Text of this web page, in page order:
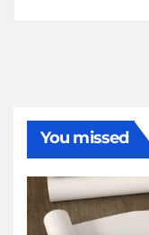
You missed